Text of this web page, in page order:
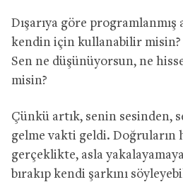
Dışarıya göre programlanmış
kendin için kullanabilir misin?
Sen ne düşünüyorsun, ne
misin?
Çünkü artık, senin sesinden,
gelme vakti geldi. Doğruların
gerçeklikte, asla
bırakıp kendi şarkını